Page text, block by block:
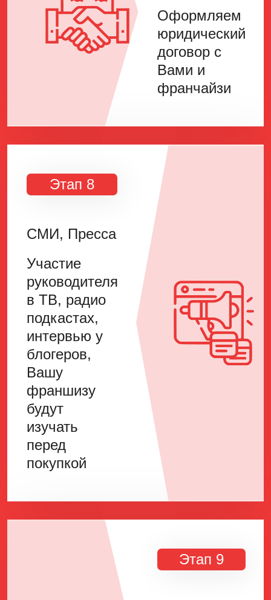
Оформляем
юридический
договор с
Вами и
франчайзи
Этап 8
СМИ, Пресса
Участие
руководителя
в ТВ, радио
подкастах,
интервью у
блогеров,
Вашу
франшизу
будут
изучать
перед
покупкой
Этап 9